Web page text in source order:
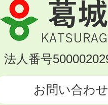
葛
城
市
KATSURAGI
法人番号
お問い合わせ